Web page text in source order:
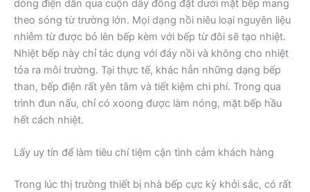
dòng điện dẫn qua cuộn dây đồng đặt dưới mặt bếp mang
theo sóng từ trường lớn. Mọi dạng nồi niêu loại nguyên liệu
nhiễm từ được bỏ lên bếp kèm với bếp từ đôi sẽ tạo nhiệt.
Nhiệt bếp này chỉ tác dụng với đáy nồi và không cho nhiệt
tỏa ra môi trường. Tại thực tế, khác hẳn những dạng bếp
than, bếp điện rất yên tâm và tiết kiệm chi phí. Trong qua
trình đun nấu, chỉ có xoong được làm nóng, mặt bếp hầu
hết cách nhiệt.
Lấy uy tín để làm tiêu chí tiệm cận tình cảm khách hàng
Trong lúc thị trường thiết bị nhà bếp cực kỳ khởi sắc, có rất